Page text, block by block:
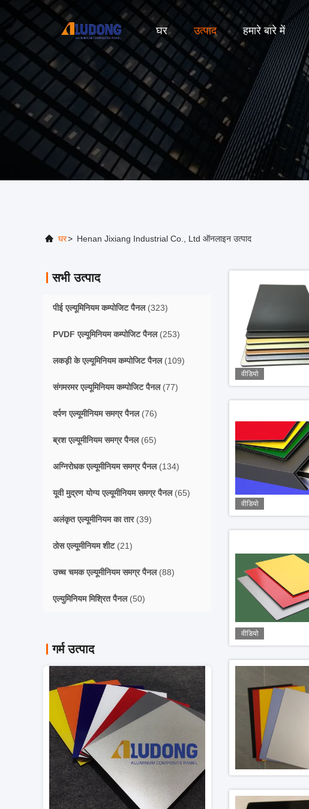
घर उत्पाद हमारे बारे में
घर> Henan Jixiang Industrial Co., Ltd ऑनलाइन उत्पाद
सभी उत्पाद
पीई एल्यूमिनियम कम्पोजिट पैनल(323)
PVDF एल्यूमिनियम कम्पोजिट पैनल(253)
लकड़ी के एल्यूमिनियम कम्पोजिट पैनल(109)
संगमरमर एल्यूमिनियम कम्पोजिट पैनल(77)
दर्पण एल्यूमीनियम समग्र पैनल(76)
ब्रश एल्यूमीनियम समग्र पैनल(65)
अग्निरोधक एल्यूमीनियम समग्र पैनल(134)
यूवी मुद्रण योग्य एल्यूमीनियम समग्र पैनल(65)
अलंकृत एल्यूमीनियम का तार(39)
ठोस एल्यूमीनियम शीट(21)
उच्च चमक एल्यूमीनियम समग्र पैनल(88)
एल्युमिनियम मिश्रित पैनल(50)
गर्म उत्पाद
वीडियो
वीडियो
वीडियो